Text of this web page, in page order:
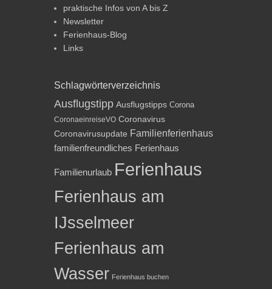
praktische Infos von A bis Z
Newsletter
Ferienhaus-Blog
Links
Schlagwörterverzeichnis
Ausflugstipp Ausflugstipps Corona
CoronaeinreiseVO Coronavirus
Coronavirusupdate Familienferienhaus
familienfreundliches Ferienhaus
Familienurlaub Ferienhaus
Ferienhaus am
IJsselmeer
Ferienhaus am
Wasser Ferienhaus buchen